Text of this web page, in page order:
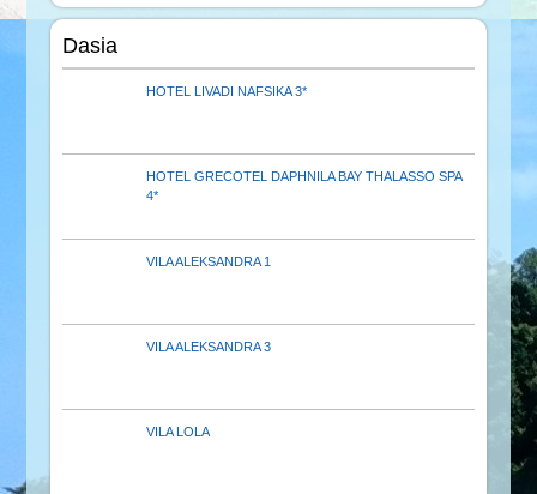
Dasia
HOTEL LIVADI NAFSIKA 3*
HOTEL GRECOTEL DAPHNILA BAY THALASSO SPA
4*
VILA ALEKSANDRA 1
VILA ALEKSANDRA 3
VILA LOLA